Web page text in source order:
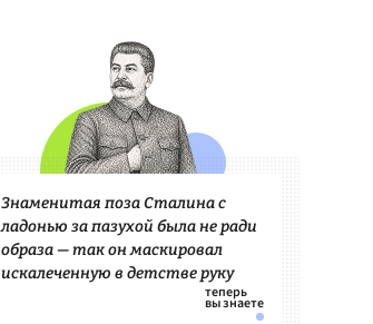
Знаменитая поза Сталина с
ладонью за пазухой была не ради
образа — так он маскировал
искалеченную в детстве руку